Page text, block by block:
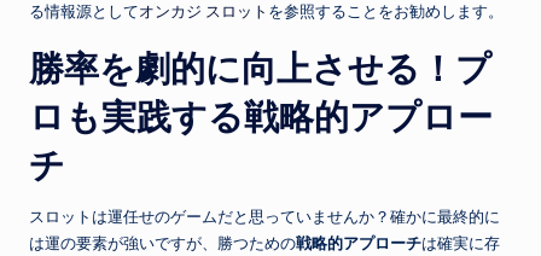
る情報源としてオンカジ スロット を参照することをお勧めします。
勝率を劇的に向上させる！プ
ロも実践する戦略的アプロー
チ
スロットは運任せのゲームだと思っていませんか？確かに最終的に
は運の要素が強いですが、勝つための戦略的アプローチは確実に存